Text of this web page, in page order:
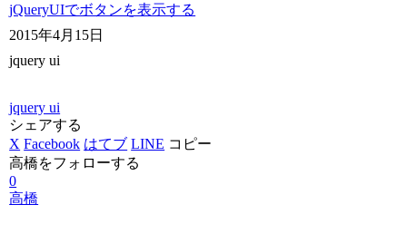
jQueryUIでボタンを表示する
2015年4月15日
jquery ui
jquery ui
シェアする
X Facebook はてブ LINE コピー
高橋をフォローする
0
高橋